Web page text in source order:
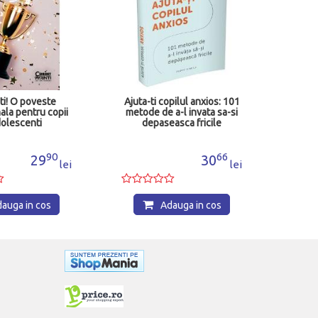
O poveste
pentru copii
2990
lei
in cos
Ajuta-ti copilul anxios: 101
metode de a-l invata sa-si
depaseasca fricile
3066
lei
Adauga in cos